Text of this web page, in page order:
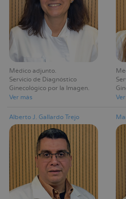
Médico adjunto
Servicio de Diagnóstico
Ginecológico por la Imagen
Ver más
Alberto J. Gallardo Trejo